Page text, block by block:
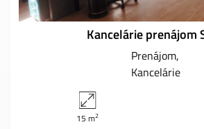
Kancelárie prenájom
Prenájom
Kancelárie
15 m2